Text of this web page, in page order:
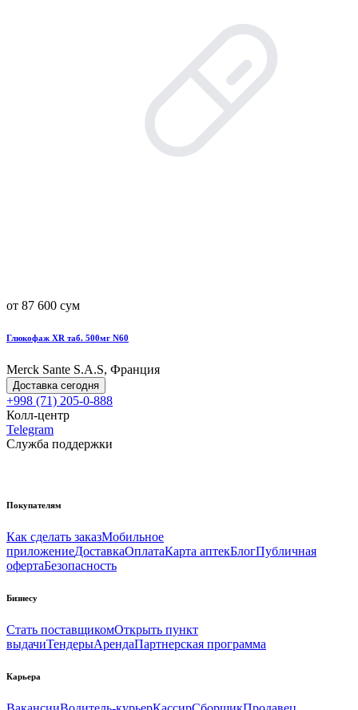
от 87 600 сум
Глюкофаж XR таб. 500мг N60
Merck Sante S.A.S, Франция
Доставка сегодня
+998 (71) 205-0-888
Колл-центр
Telegram
Служба поддержки
Покупателям
Как сделать заказМобильное
приложениеДоставкаОплатаКарта аптекБлогПубличная
офертаБезопасность
Бизнесу
Стать поставщикомОткрыть пункт
выдачиТендерыАрендаПартнерская программа
Карьера